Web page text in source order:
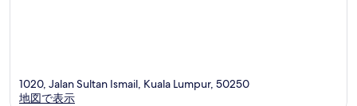
1020, Jalan Sultan Ismail, Kuala Lumpur, 50250
地図で表示